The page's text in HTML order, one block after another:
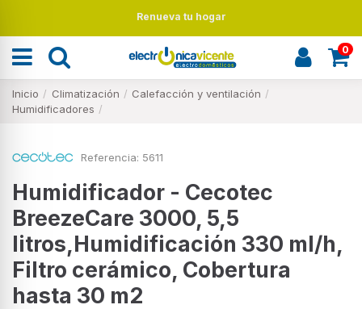
Renueva tu hogar
0
Inicio Climatización
Calefacción y ventilación
Humidificadores
Referencia: 5611
Humidificador - Cecotec
BreezeCare 3000, 5,5
litros,Humidificación 330 ml/h,
Filtro cerámico, Cobertura
hasta 30 m2